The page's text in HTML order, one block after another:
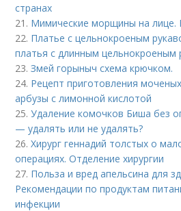
странах
21. Мимические морщины на лице.
22. Платье с цельнокроеным
платья с длинным цельнокроеным
23.Змей горыныч схема крючком.
24. Рецепт приготовления
арбузы с лимонной кислотой
25.Удаление комочков Биша без
— удалять или не удалять?
26.Хирург геннадий толстых о
операциях. Отделение хирургии
27. Польза и вред апельсина для
Рекомендации по продуктам
инфекции